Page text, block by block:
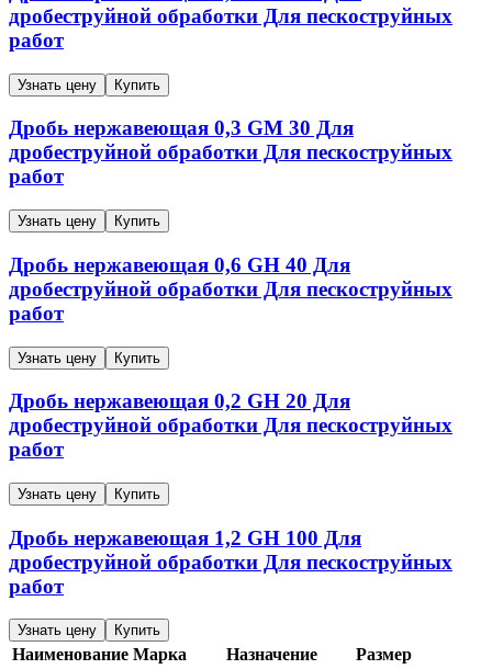
дробеструйной обработки Для пескоструйных
работ
Узнать цену Купить
Дробь нержавеющая 0,3 GM 30 Для
дробеструйной обработки Для пескоструйных
работ
Узнать цену Купить
Дробь нержавеющая 0,6 GH 40 Для
дробеструйной обработки Для пескоструйных
работ
Узнать цену Купить
Дробь нержавеющая 0,2 GH 20 Для
дробеструйной обработки Для пескоструйных
работ
Узнать цену Купить
Дробь нержавеющая 1,2 GH 100 Для
дробеструйной обработки Для пескоструйных
работ
Узнать цену Купить
Наименование Марка Назначение Размер